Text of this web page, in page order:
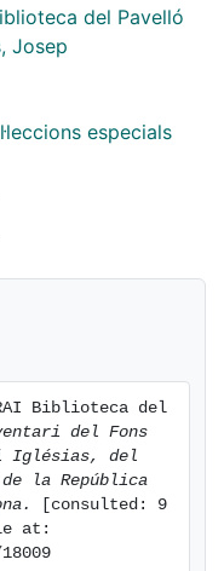
del Pavelló
Josep
especials
Biblioteca del
del Fons
i Iglésias, del
la República
[consulted: 9
at: